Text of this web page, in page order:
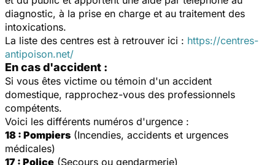
diagnostic, à la prise en charge et au traitement des
intoxications.
La liste des centres est à retrouver ici : https://centres-
antipoison.net/
En cas d'accident :
Si vous êtes victime ou témoin d'un accident
domestique, rapprochez-vous des professionnels
compétents.
Voici les différents numéros d'urgence :
18 : Pompiers (Incendies, accidents et urgences
médicales)
17 : Police (Secours ou gendarmerie)